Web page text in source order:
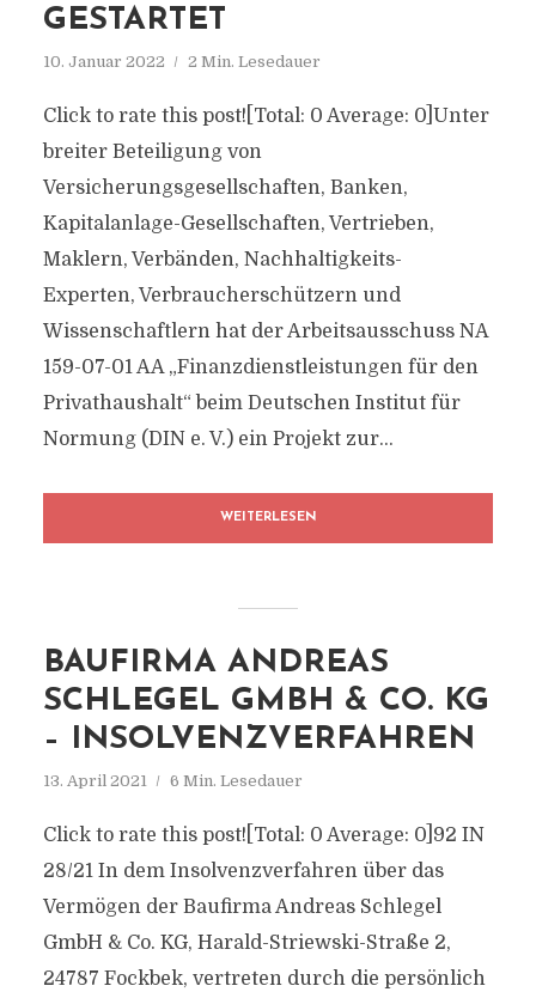
GESTARTET
10. Januar 2022 2 Min. Lesedauer
Click to rate this post![Total: 0 Average: 0]Unter
breiter Beteiligung von
Versicherungsgesellschaften, Banken,
Kapitalanlage-Gesellschaften, Vertrieben,
Maklern, Verbänden, Nachhaltigkeits-
Experten, Verbraucherschützern und
Wissenschaftlern hat der Arbeitsausschuss NA
159-07-01 AA „Finanzdienstleistungen für den
Privathaushalt“ beim Deutschen Institut für
Normung (DIN e. V.) ein Projekt zur...
WEITERLESEN
BAUFIRMA ANDREAS
SCHLEGEL GMBH & CO. KG
– INSOLVENZVERFAHREN
13. April 2021 6 Min. Lesedauer
Click to rate this post![Total: 0 Average: 0]92 IN
28/21 In dem Insolvenzverfahren über das
Vermögen der Baufirma Andreas Schlegel
GmbH & Co. KG, Harald-Striewski-Straße 2,
24787 Fockbek, vertreten durch die persönlich